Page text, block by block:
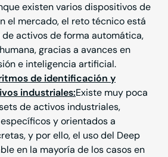
existen varios dispositivos de
el mercado, el reto técnico está
activos de forma automática,
gracias a avances en
e inteligencia artificial.
de identificación y
industriales:Existe muy poca
de activos industriales,
y orientados a
y por ello, el uso del Deep
en la mayoría de los casos en